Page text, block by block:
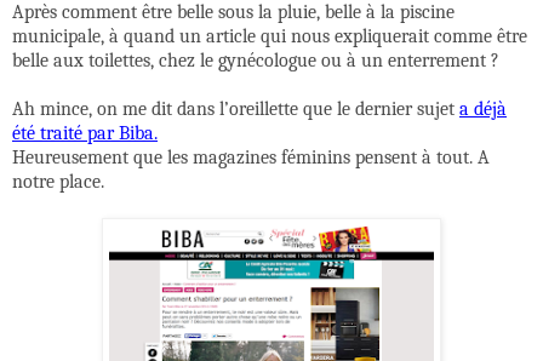
Après comment être belle sous la pluie, belle à la piscine
municipale, à quand un article qui nous expliquerait comme être
belle aux toilettes, chez le gynécologue ou à un enterrement ?
Ah mince, on me dit dans l’oreillette que le dernier sujet a déjà
été traité par Biba.
Heureusement que les magazines féminins pensent à tout. A
notre place.